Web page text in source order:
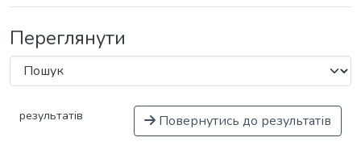
Переглянути
результатів Повернутись до результатів